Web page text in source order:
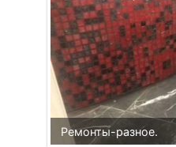
Ремонты-разное.